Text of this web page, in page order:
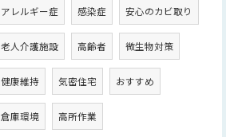
アレルギー症 感染症 安心のカビ取り
老人介護施設 高齢者 微生物対策
健康維持 気密住宅 おすすめ
倉庫環境 高所作業